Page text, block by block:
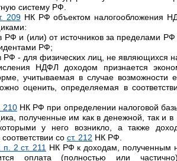
систему РФ.
209 НК РФ объектом налогообложения
РФ и (или) от источников за пределами
РФ;
РФ - для физических лиц, не являющихся
НДФЛ доходом признается
учитываемая в случае
оценить, определяемая в
210НК РФ при определении налоговой
полученные им как в денежной, так и
у него возникло, а также
со ст. 212 НК РФ.
п. 2 ст. 211 НК РФ к доходам, полученным
оплата (полностью или